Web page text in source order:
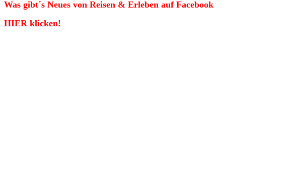
Was gibt´s Neues von Reisen & Erleben auf Facebook
HIER klicken!